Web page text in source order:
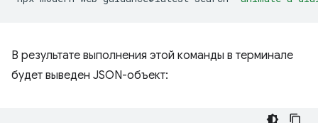
В результате выполнения этой команды в терминале
будет выведен JSON-объект: